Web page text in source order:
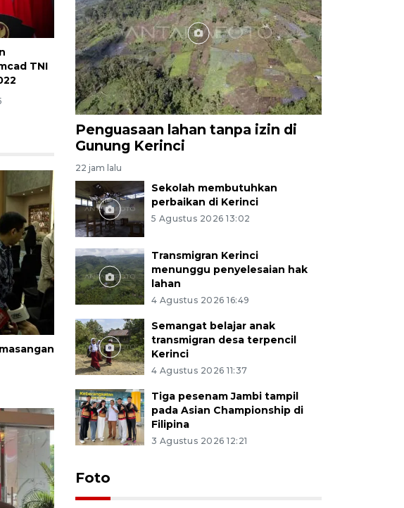
TNI
Penguasaan lahan tanpa izin di
Gunung Kerinci
22 jam lalu
Sekolah membutuhkan
perbaikan di Kerinci
5 Agustus 2026 13:02
Transmigran Kerinci
menunggu penyelesaian hak
lahan
4 Agustus 2026 16:49
Semangat belajar anak
transmigran desa terpencil
Kerinci
4 Agustus 2026 11:37
Tiga pesenam Jambi tampil
pada Asian Championship di
Filipina
3 Agustus 2026 12:21
Foto